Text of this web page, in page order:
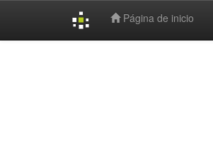
Página de inicio